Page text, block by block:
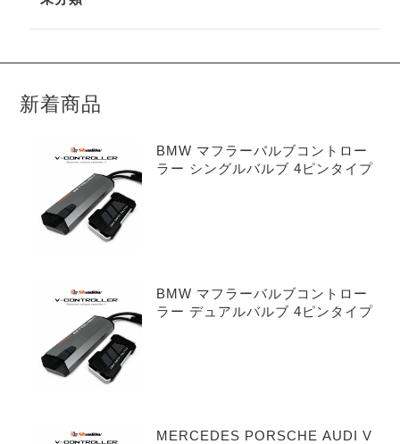
新着商品
BMW マフラーバルブコントロー
ラー シングルバルブ 4ピンタイプ
BMW マフラーバルブコントロー
ラー デュアルバルブ 4ピンタイプ
MERCEDES PORSCHE AUDI V